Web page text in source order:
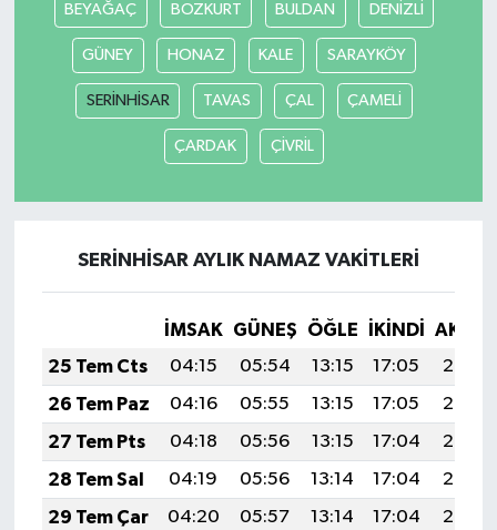
BEYAĞAÇ BOZKURT BULDAN DENİZLİ
GÜNEY HONAZ KALE SARAYKÖY
SERİNHİSAR TAVAS ÇAL ÇAMELİ
ÇARDAK ÇİVRİL
SERİNHİSAR AYLIK NAMAZ VAKITLERI
İMSAK GÜNEŞ ÖĞLE İKINDI
25 Tem Cts
04:15 05:54 13:15 17:05
20:25
26 Tem Paz
04:16 05:55 13:15 17:05
20:24
27 Tem Pts
04:18 05:56 13:15 17:04
20:24
28 Tem Sal
04:19 05:56 13:14 17:04
20:23
29 Tem Çar
04:20 05:57 13:14 17:04
20:22
SAĞLIK
SİYASET
TEKNOLOJİ
YAŞAM